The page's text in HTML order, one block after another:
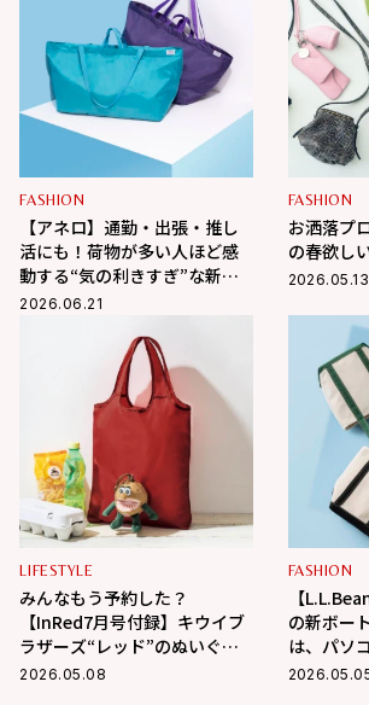
FASHION
【アネロ】通勤・出張・推し
活にも！荷物が多い人ほど感
動する“気の利きすぎ”な新作
大容量バッグが凄すぎる
2026.06.21
FASHION
お洒落プ
の春欲し
2026.05.13
LIFESTYLE
みんなもう予約した？
【InRed7月号付録】キウイブ
ラザーズ“レッド”のぬいぐる
みエコバッグが可愛すぎる♡
2026.05.08
FASHION
【
の新ボー
は、パソ
けられる